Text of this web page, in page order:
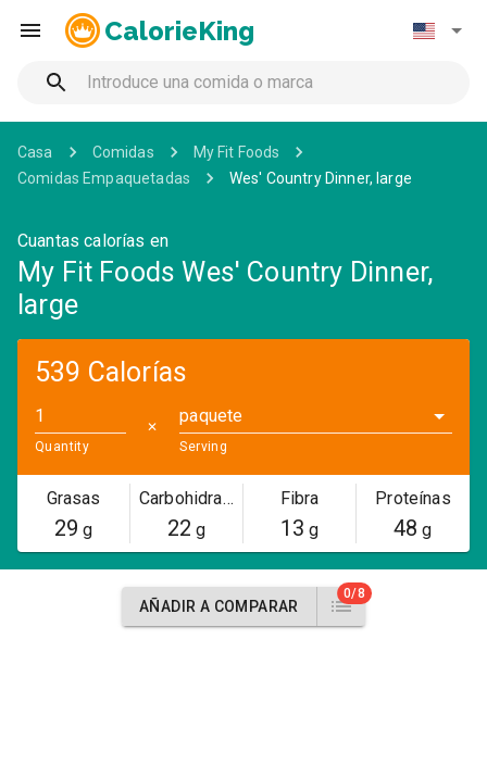
CalorieKing
Casa Comidas
My Fit Foods
Comidas Empaquetadas
Wes' Country Dinner, large
Cuantas calorías en
My Fit Foods Wes' Country Dinner,
large
539 Calorías
Quantity
✕
paquete
Serving
Grasas
29 g
Carbohidratos
22 g
Fibra
13 g
Proteínas
48 g
AÑADIR A COMPARAR
0/8